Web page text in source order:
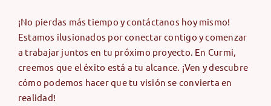
¡No pierdas más tiempo y contáctanos hoy mismo!
Estamos ilusionados por conectar contigo y comenzar
a trabajar juntos en tu próximo proyecto. En Curmi,
creemos que el éxito está a tu alcance. ¡Ven y descubre
cómo podemos hacer que tu visión se convierta en
realidad!